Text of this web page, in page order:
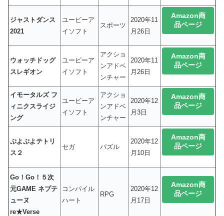
ジャストダンス
2021
ユービーア
イソフト
スポーツ
2020年11
月26日
Amazon商
品ページ
ウォッチドッグ
スレギオン
ユービーア
イソフト
アクショ
ンアドベ
ンチャー
2020年11
月26日
Amazon商
品ページ
イモータルズ フ
ィニクスライジ
ング
ユービーア
イソフト
アクショ
ンアドベ
ンチャー
2020年12
月3日
Amazon商
品ページ
ぷよぷよテトリ
ス２
セガ パズル
2020年12
月10日
Amazon商
品ページ
Go！Go！５次
元GAME ネプテ
ューヌ
re★Verse
コンパイル
ハート
RPG
2020年12
月17日
Amazon商
品ページ